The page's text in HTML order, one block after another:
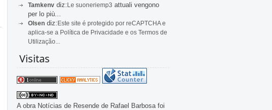
Tamkenv diz:Le suoneriemp3 attuali vengono
per lo più...
Olsen diz:Este site é protegido por reCAPTCHA e
aplica-se a Política de Privacidade e os Termos de
Utilização...
Visitas
A obra Notícias de Resende de Rafael Barbosa foi